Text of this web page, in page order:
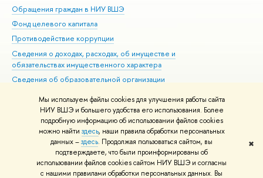
Мы используем файлы cookies для улучшения работы сайта
НИУ ВШЭ и большего удобства его использования. Более
подробную информацию об использовании файлов cookies
можно найти здесь, наши правила обработки персональных
данных –здесь. Продолжая пользоваться сайтом, вы
подтверждаете, что были проинформированы об
использовании файлов cookies сайтом НИУ ВШЭ и согласны
с нашими правилами обработки персональных данных. Вы
✖
Обращения граждан в НИУ ВШЭ
Фонд целевого капитала
Противодействие коррупции
Сведения о доходах, расходах, об имуществе и
обязательствах имущественного характера
Сведения об образовательной организации
Людям с ограниченными возможностями здоровья
Единая платежная страница
Работа в Вышке
© НИУ ВШЭ 1993–2026 Адреса и контакты Условия использования
материалов Политика конфиденциальности Карта сайта